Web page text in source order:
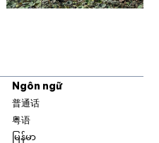
Ngôn ngữ
普通话
粤语
မြန်မာ